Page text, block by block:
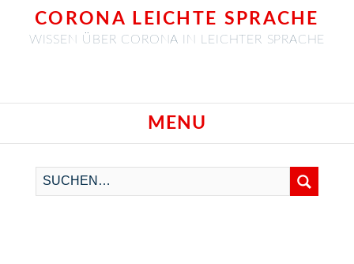
CORONA LEICHTE SPRACHE
WISSEN ÜBER CORONA IN LEICHTER SPRACHE
MENU